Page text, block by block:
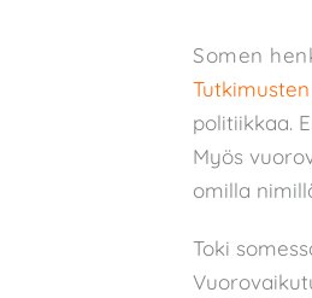
Somen
Tutkimusten
politiikkaa.
Myös
omilla
Toki